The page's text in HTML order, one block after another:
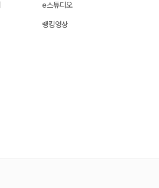
e스튜디오
랭킹영상